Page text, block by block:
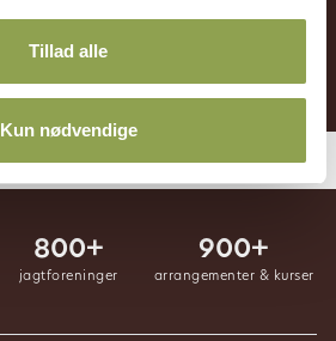
Tillad alle
Kun nødvendige
Bliv medlem ➜
800+
jagtforeninger
900+
arrangementer & kurser